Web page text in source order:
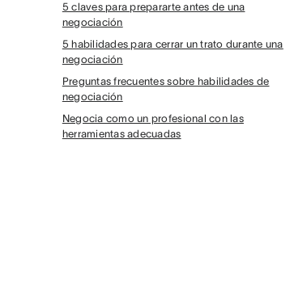
5 claves para prepararte antes de una
negociación
5 habilidades para cerrar un trato durante una
negociación
Preguntas frecuentes sobre habilidades de
negociación
Negocia como un profesional con las
herramientas adecuadas